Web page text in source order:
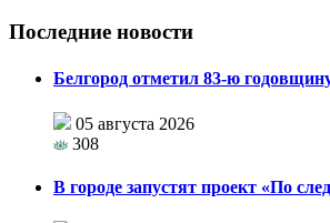
Последние новости
Белгород отметил 83-ю
05 августа 2026
308
В городе запустят проект «По